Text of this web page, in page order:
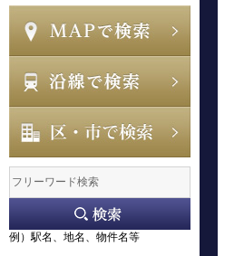
例）駅名、地名、物件名等